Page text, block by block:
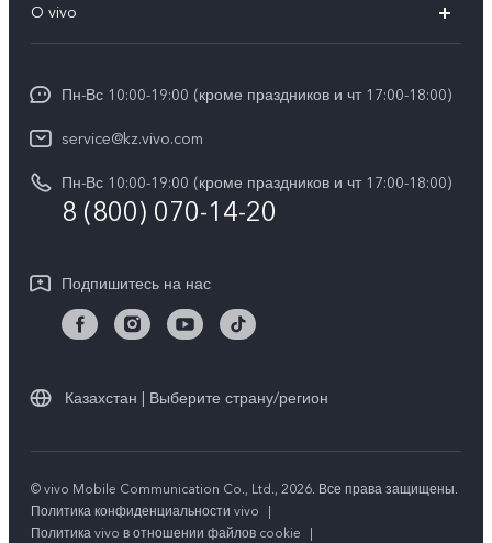
V30 5G
Y36
TWS 3e
Сервисные центры
Funtouch OS
IMEI аутентификация
Обновление системы
Запрос хода ремонта
O vivo
Пресс-центр
Карьера в vivo
Юридическая информация
Центр конфиденциальности vivo
Стабильность
Пн-Вс 10:00-19:00 (кроме праздников и чт 17:00-18:00)
service@kz.vivo.com
Пн-Вс 10:00-19:00 (кроме праздников и чт 17:00-18:00)
8 (800) 070-14-20
Подпишитесь на нас
Казахстан | Выберите страну/регион
© vivo Mobile Communication Co., Ltd., 2026. Все права защищены.
Политика конфиденциальности vivo
|
Политика vivo в отношении файлов cookie
|